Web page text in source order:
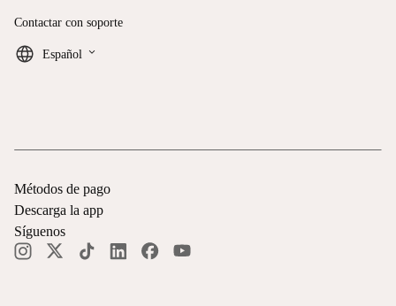
Contactar con soporte
Español keyboard_arrow_down
Métodos de pago
Descarga la app
Síguenos